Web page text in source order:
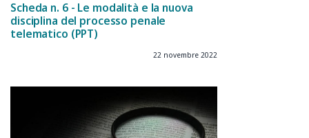
Scheda n. 6 - Le modalità e la nuova
disciplina del processo penale
telematico (PPT)
22 novembre 2022